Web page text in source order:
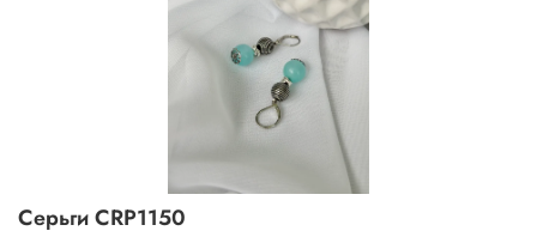
Серьги CRP1150